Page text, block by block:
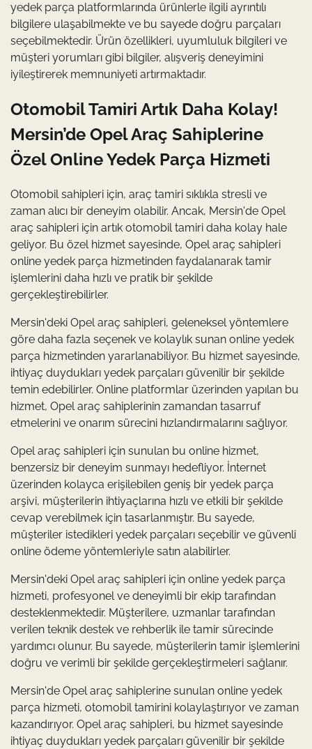
yedek parça platformlarında ürünlerle ilgili ayrıntılı
bilgilere ulaşabilmekte ve bu sayede doğru parçaları
seçebilmektedir. Ürün özellikleri, uyumluluk bilgileri ve
müşteri yorumları gibi bilgiler, alışveriş deneyimini
iyileştirerek memnuniyeti artırmaktadır.
Otomobil Tamiri Artık Daha Kolay!
Mersin’de Opel Araç Sahiplerine
Özel Online Yedek Parça Hizmeti
Otomobil sahipleri için, araç tamiri sıklıkla stresli ve
zaman alıcı bir deneyim olabilir. Ancak, Mersin'de Opel
araç sahipleri için artık otomobil tamiri daha kolay hale
geliyor. Bu özel hizmet sayesinde, Opel araç sahipleri
online yedek parça hizmetinden faydalanarak tamir
işlemlerini daha hızlı ve pratik bir şekilde
gerçekleştirebilirler.
Mersin'deki Opel araç sahipleri, geleneksel yöntemlere
göre daha fazla seçenek ve kolaylık sunan online yedek
parça hizmetinden yararlanabiliyor. Bu hizmet sayesinde,
ihtiyaç duydukları yedek parçaları güvenilir bir şekilde
temin edebilirler. Online platformlar üzerinden yapılan bu
hizmet, Opel araç sahiplerinin zamandan tasarruf
etmelerini ve onarım sürecini hızlandırmalarını sağlıyor.
Opel araç sahipleri için sunulan bu online hizmet,
benzersiz bir deneyim sunmayı hedefliyor. İnternet
üzerinden kolayca erişilebilen geniş bir yedek parça
arşivi, müşterilerin ihtiyaçlarına hızlı ve etkili bir şekilde
cevap verebilmek için tasarlanmıştır. Bu sayede,
müşteriler istedikleri yedek parçaları seçebilir ve güvenli
online ödeme yöntemleriyle satın alabilirler.
Mersin'deki Opel araç sahipleri için online yedek parça
hizmeti, profesyonel ve deneyimli bir ekip tarafından
desteklenmektedir. Müşterilere, uzmanlar tarafından
verilen teknik destek ve rehberlik ile tamir sürecinde
yardımcı olunur. Bu sayede, müşterilerin tamir işlemlerini
doğru ve verimli bir şekilde gerçekleştirmeleri sağlanır.
Mersin'de Opel araç sahiplerine sunulan online yedek
parça hizmeti, otomobil tamirini kolaylaştırıyor ve zaman
kazandırıyor. Opel araç sahipleri, bu hizmet sayesinde
ihtiyaç duydukları yedek parçaları güvenilir bir şekilde